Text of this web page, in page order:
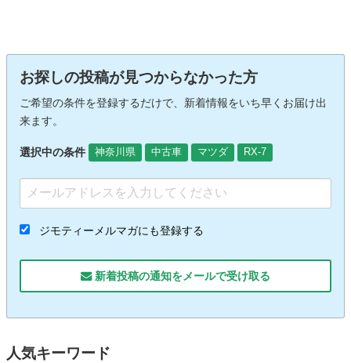
お探しの投稿が見つからなかった方
ご希望の条件を登録するだけで、新着情報をいち早くお届け出
来ます。
選択中の条件 神奈川県 中古車 マツダ RX-7
ジモティーメルマガにも登録する
新着投稿の通知をメールで受け取る
人気キーワード